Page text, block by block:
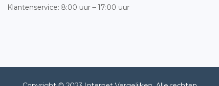
Klantenservice: 8:00 uur – 17:00 uur